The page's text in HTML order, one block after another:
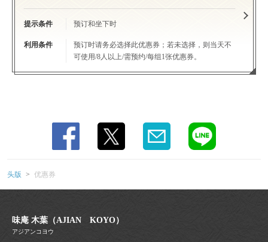
提示条件 预订和坐下时
利用条件
预订时请务必选择此优惠券；若未选择，则当天不
可使用/8人以上/需预约/每组1张优惠券。
头版 优惠券
味庵 木葉（AJIAN KOYO）
アジアンコヨウ
优惠券 | 味庵 木葉（AJIAN KOYO）
https://ajian-koyo.owst.jp/coupons